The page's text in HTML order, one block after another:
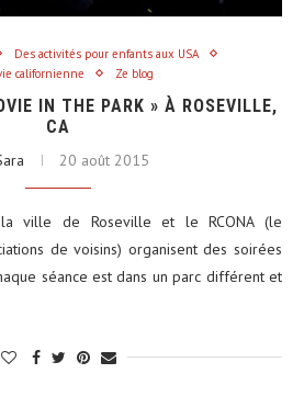
Des activités pour enfants aux USA
californienne
Ze blog
IN THE PARK » À ROSEVILLE,
CA
20 août 2015
la ville de Roseville et le RCONA (le
de voisins) organisent des soirées
séance est dans un parc différent et